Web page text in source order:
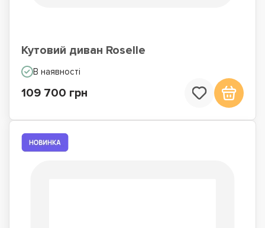
Кутовий диван Roselle
В наявності
109 700 грн